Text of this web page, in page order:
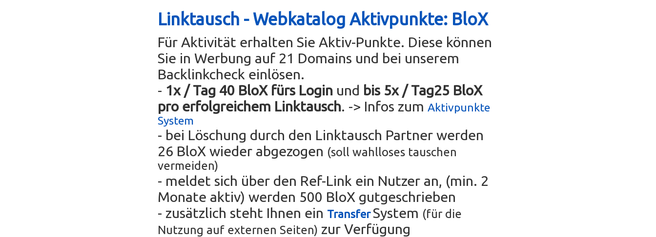
Linktausch - Webkatalog Aktivpunkte: BloX
Für Aktivität erhalten Sie Aktiv-Punkte. Diese können
Sie in Werbung auf 21 Domains und bei unserem
Backlinkcheck einlösen.
- 1x / Tag 40 BloX fürs Login und bis 5x / Tag25 BloX
pro erfolgreichem Linktausch. -> Infos zum Aktivpunkte
System
- bei Löschung durch den Linktausch Partner werden
26 BloX wieder abgezogen (soll wahlloses tauschen
vermeiden)
- meldet sich über den Ref-Link ein Nutzer an, (min. 2
Monate aktiv) werden 500 BloX gutgeschrieben
- zusätzlich steht Ihnen ein Transfer System (für die
Nutzung auf externen Seiten) zur Verfügung